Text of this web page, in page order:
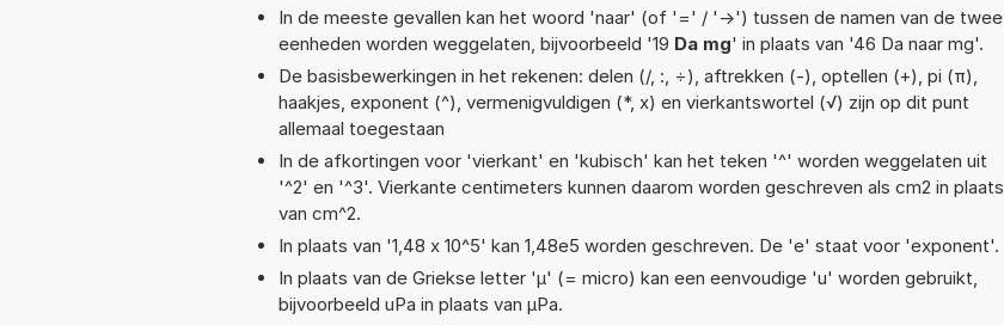
In de meeste gevallen kan het woord 'naar' (of '=' / '->') tussen de namen van de twee
eenheden worden weggelaten, bijvoorbeeld '19 Da mg' in plaats van '46 Da naar mg'.
De basisbewerkingen in het rekenen: delen (/, :, ÷), aftrekken (-), optellen (+), pi (π),
haakjes, exponent (^), vermenigvuldigen (*, x) en vierkantswortel (√) zijn op dit punt
allemaal toegestaan
In de afkortingen voor 'vierkant' en 'kubisch' kan het teken '^' worden weggelaten uit
'^2' en '^3'. Vierkante centimeters kunnen daarom worden geschreven als cm2 in plaats
van cm^2.
In plaats van '1,48 x 10^5' kan 1,48e5 worden geschreven. De 'e' staat voor 'exponent'.
In plaats van de Griekse letter 'µ' (= micro) kan een eenvoudige 'u' worden gebruikt,
bijvoorbeeld uPa in plaats van µPa.